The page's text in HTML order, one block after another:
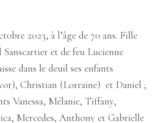
2023, à l’âge de 70 ans. Fille
et de feu Lucienne
dans le deuil ses enfants
Christian (Lorraine) et Daniel ;
Vanessa, Mélanie, Tiffany,
Mercedes, Anthony et Gabrielle